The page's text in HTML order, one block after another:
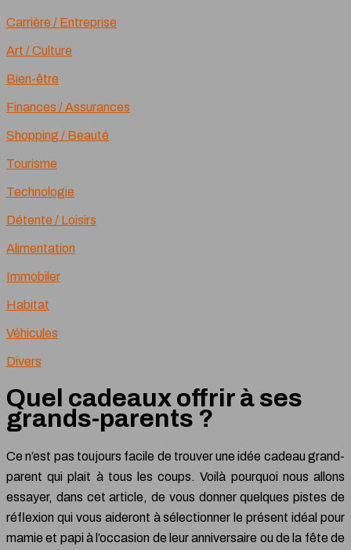
Carrière / Entreprise
Art / Culture
Bien-être
Finances / Assurances
Shopping / Beauté
Tourisme
Technologie
Détente / Loisirs
Alimentation
Immobiler
Habitat
Véhicules
Divers
Quel cadeaux offrir à ses
grands-parents ?
Ce n’est pas toujours facile de trouver une idée cadeau grand-
parent qui plait à tous les coups. Voilà pourquoi nous allons
essayer, dans cet article, de vous donner quelques pistes de
réflexion qui vous aideront à sélectionner le présent idéal pour
mamie et papi à l’occasion de leur anniversaire ou de la fête de